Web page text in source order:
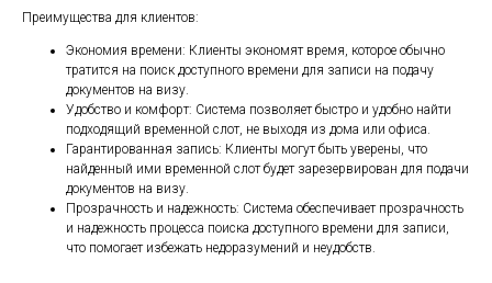
Преимущества для клиентов:
Экономия времени: Клиенты экономят время, которое обычно
тратится на поиск доступного времени для записи на подачу
документов на визу.
Удобство и комфорт: Система позволяет быстро и удобно найти
подходящий временной слот, не выходя из дома или офиса.
Гарантированная запись: Клиенты могут быть уверены, что
найденный ими временной слот будет зарезервирован для подачи
документов на визу.
Прозрачность и надежность: Система обеспечивает прозрачность
и надежность процесса поиска доступного времени для записи,
что помогает избежать недоразумений и неудобств.